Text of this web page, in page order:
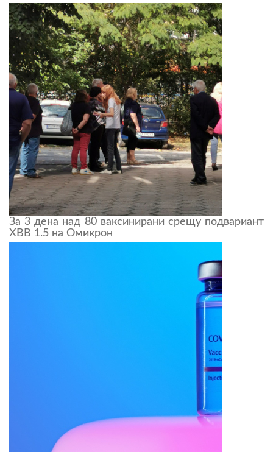
За 3 дена над 80 ваксинирани срещу подвариант
XBB 1.5 на Омикрон